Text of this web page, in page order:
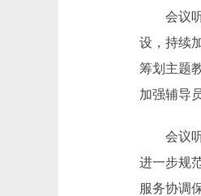
会议听
设，持续
筹划主题
加强辅导
会议听
进一步规
服务协调